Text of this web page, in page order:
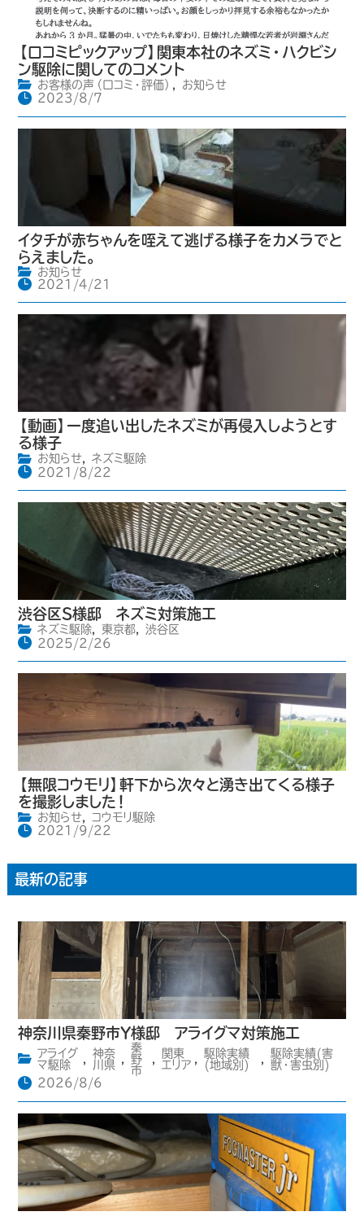
【口コミピックアップ】関東本社のネズミ・ハクビシ
ン駆除に関してのコメント
お客様の声（口コミ・評価）
お知らせ
2023/8/7
イタチが赤ちゃんを咥えて逃げる様子をカメラでと
らえました。
お知らせ
2021/4/21
【動画】一度追い出したネズミが再侵入しようとす
る様子
お知らせ,
ネズミ駆除
2021/8/22
渋谷区S様邸 ネズミ対策施工
ネズミ駆除, 東京都,
渋谷区
2025/2/26
【無限コウモリ】軒下から次々と湧き出てくる様子
を撮影しました！
お知らせ,
コウモリ駆除
2021/9/22
最新の記事
神奈川県秦野市Y様邸 アライグマ対策施工
アライグ
マ駆除
神奈
川県
秦
野
市
関東
エリア
駆除実績
(地域別)
駆除実績(害
獣・害虫別)
2026/8/6